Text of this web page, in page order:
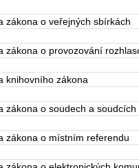
zákona o veřejných sbírkách
zákona o provozování
knihovního zákona
zákona o soudech a soudcích
zákona o místním referendu